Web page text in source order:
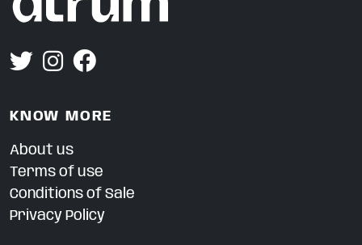
KNOW MORE
About us
Terms of use
Conditions of Sale
Privacy Policy